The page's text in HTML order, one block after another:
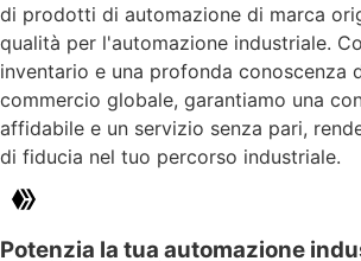
di prodotti di automazione di marca
qualità per l'automazione industriale.
inventario e una profonda conoscenza
commercio globale, garantiamo una
affidabile e un servizio senza pari,
di fiducia nel tuo percorso industriale.
Potenzia la tua automazione